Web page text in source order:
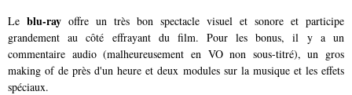
Le blu-ray offre un très bon spectacle visuel et sonore et participe
grandement au côté effrayant du film. Pour les bonus, il y a un
commentaire audio (malheureusement en VO non sous-titré), un gros
making of de près d'un heure et deux modules sur la musique et les effets
spéciaux.